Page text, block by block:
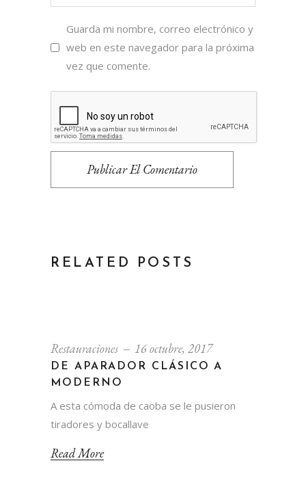
Guarda mi nombre, correo electrónico y
web en este navegador para la próxima
vez que comente.
Publicar El Comentario
RELATED POSTS
Restauraciones 16 octubre, 2017
DE APARADOR CLÁSICO A
MODERNO
A esta cómoda de caoba se le pusieron
tiradores y bocallave
Read More